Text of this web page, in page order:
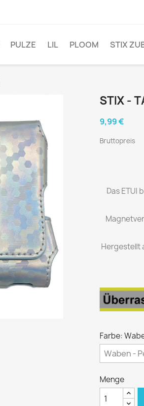
PULZE LIL PLOOM STIX
STIX -
9,99 €
Bruttopreis
Das ETUI
Hergestellt
Farbe:
Menge